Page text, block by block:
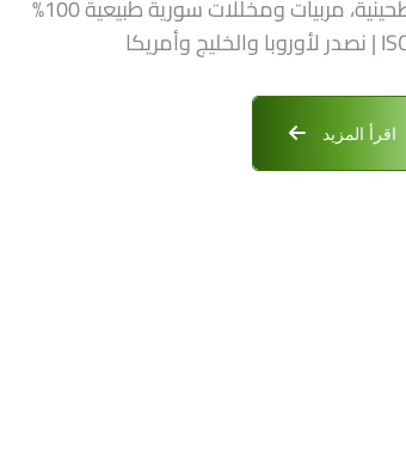
قمر الدين، زيت زيتون، حلاوة طحينية، مربيات ومخللات سورية طبيعية 100%
اقرأ المزيد